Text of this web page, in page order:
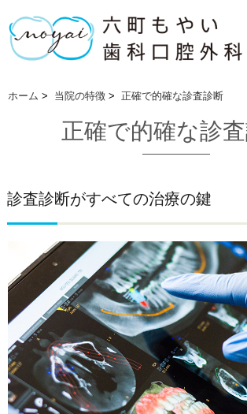
ホーム > 当院の特徴 > 正確で的確な診査診断
正確で的確な診
診査診断がすべての治療の鍵